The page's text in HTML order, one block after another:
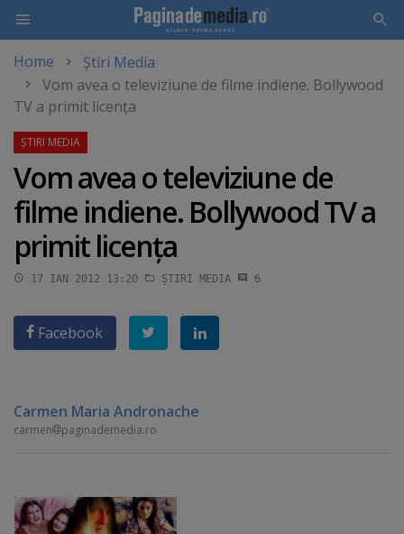
main
content
Home
Știri Media
Vom avea o televiziune de filme indiene. Bollywood
TV a primit licenţa
Vom avea o televiziune de
filme indiene. Bollywood TV a
primit licenţa
17 IAN 2012 13:20 ȘTIRI MEDIA 6
Facebook
Carmen Maria Andronache
carmen paginademedia.ro